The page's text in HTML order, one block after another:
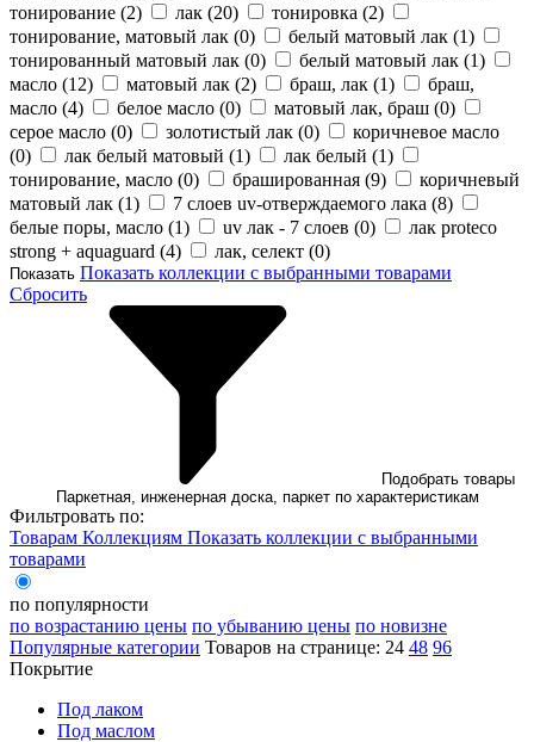
тонирование (2) лак (20) тонировка (2)
тонирование, матовый лак (0) белый матовый лак (1)
тонированный матовый лак (0) белый матовый лак (1)
масло (12) матовый лак (2) браш, лак (1)
браш,
масло (4) белое масло (0) матовый лак, браш (0)
серое масло (0) золотистый лак (0)
коричневое масло
(0) лак белый матовый (1) лак белый (1)
тонирование, масло (0) брашированная (9)
коричневый
матовый лак (1) 7 слоев uv-отверждаемого лака (8)
белые поры, масло (1) uv лак - 7 слоев (0)
лак proteco
strong + aquaguard (4) лак, селект (0)
Показать Показать коллекции с выбранными товарами
Сбросить
Паркетная, инженерная доска, паркет по характеристикам
Фильтровать по:
Товарам Коллекциям Показать коллекции с выбранными
товарами
по популярности
по возрастанию цены по убыванию цены по новизне
Популярные категории Товаров на странице: 24 48 96
Покрытие
Под лаком
Под маслом